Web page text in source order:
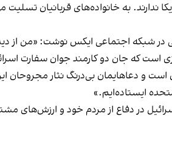
ندارند. به خانواده‌های قربانیان
در شبکه اجتماعی ایکس نوشت: «من
است که جان دو کارمند جوان سفارت
است و دعاهایمان بی‌درنگ نثار
ایستاده‌ایم.»
در دفاع از مردم خود و ارزش‌های